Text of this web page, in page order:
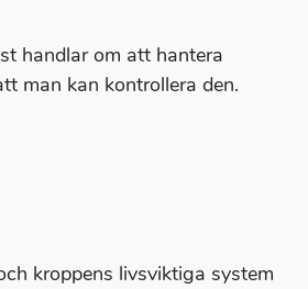
handlar om att hantera
man kan kontrollera den.
kroppens livsviktiga system